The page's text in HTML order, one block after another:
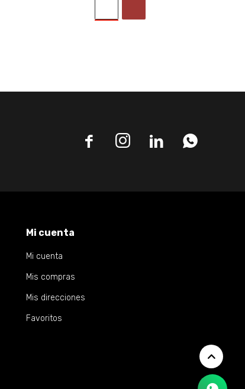
   
Mi cuenta
Mi cuenta
Mis compras
Mis direcciones
Favoritos